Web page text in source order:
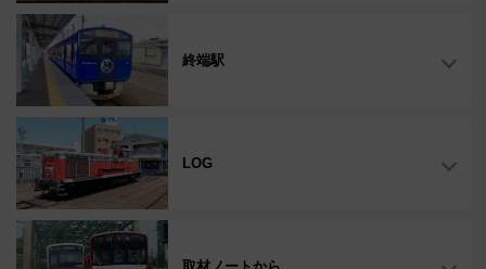
終端駅
LOG
取材ノートから